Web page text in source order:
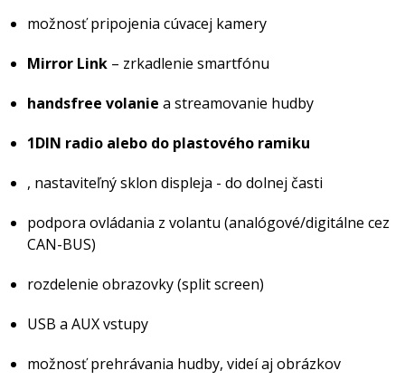
možnosť pripojenia cúvacej kamery
Mirror Link – zrkadlenie smartfónu
handsfree volanie a streamovanie hudby
1DIN radio alebo do plastového ramiku
, nastaviteľný sklon displeja - do dolnej časti
podpora ovládania z volantu (analógové/digitálne cez
CAN-BUS)
rozdelenie obrazovky (split screen)
USB a AUX vstupy
možnosť prehrávania hudby, videí aj obrázkov